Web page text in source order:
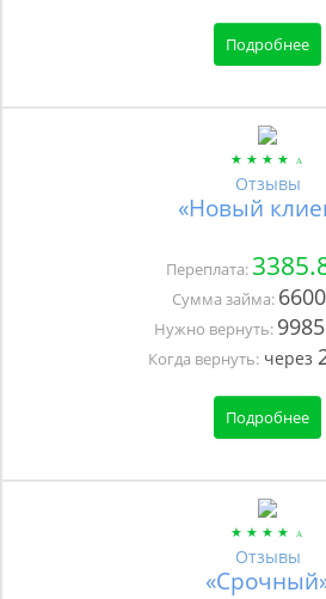
Подробнее
Отзывы
«Новый
Переплата:
Сумма займа: 6600
Нужно вернуть:
Когда вернуть: через
Подробнее
Отзывы